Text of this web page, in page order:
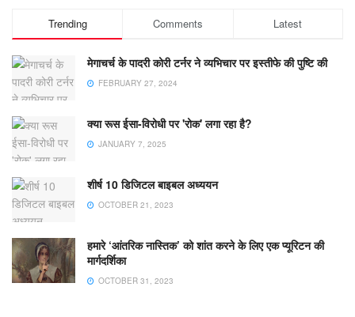
Trending Comments Latest
मेगाचर्च के पादरी कोरी टर्नर ने व्यभिचार पर इस्तीफे की पुष्टि की
FEBRUARY 27, 2024
क्या रूस ईसा-विरोधी पर 'रोक' लगा रहा है?
JANUARY 7, 2025
शीर्ष 10 डिजिटल बाइबल अध्ययन
OCTOBER 21, 2023
हमारे ‘आंतरिक नास्तिक’ को शांत करने के लिए एक प्यूरिटन की
मार्गदर्शिका
OCTOBER 31, 2023